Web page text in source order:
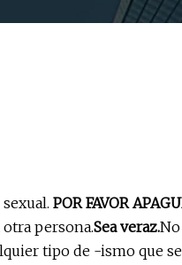
POR FAVOR
otra persona.Sea veraz.No
tipo de -ismo que